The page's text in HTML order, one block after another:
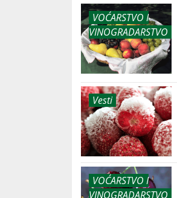
VOĆARSTVO I
VINOGRADARSTVO
Vesti
VOĆARSTVO I
VINOGRADARSTVO